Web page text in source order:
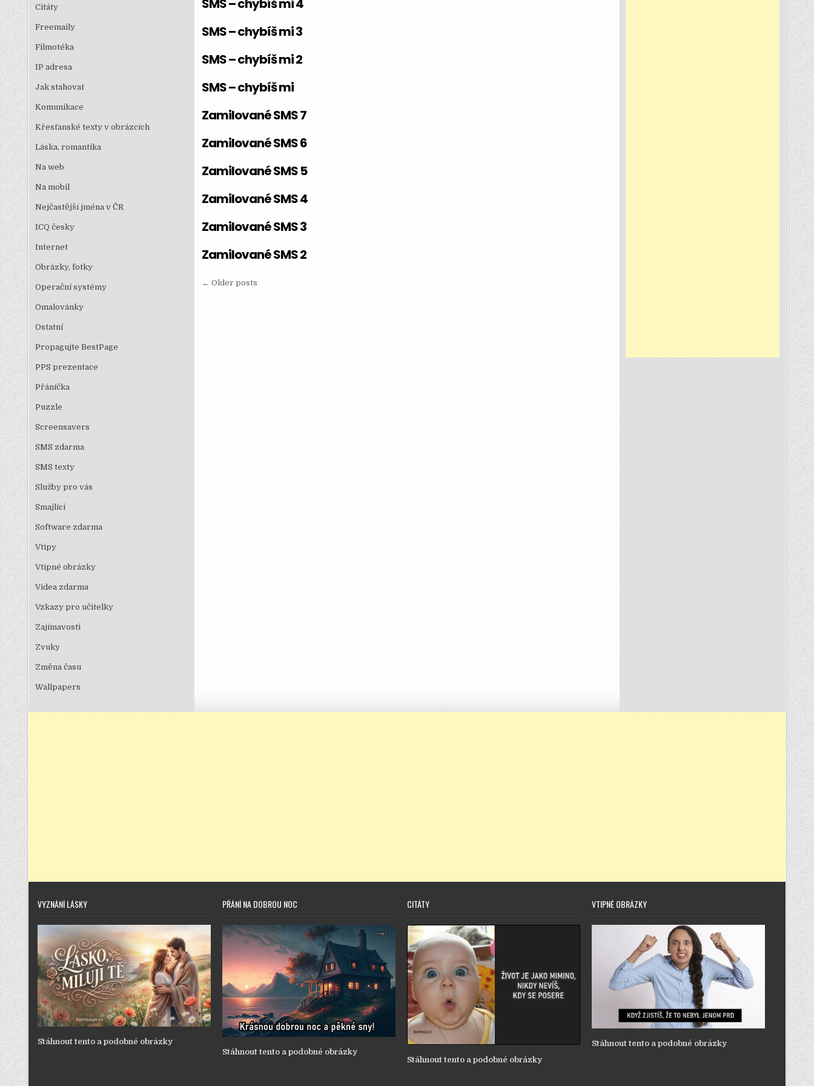
SMS – chybíš mi 4
SMS – chybíš mi 3
SMS – chybíš mi 2
SMS – chybíš mi
Zamilované SMS 7
Zamilované SMS 6
Zamilované SMS 5
Zamilované SMS 4
Zamilované SMS 3
Zamilované SMS 2
Navigace pro příspěvky
← Older posts
Citáty
Freemaily
Filmotéka
IP adresa
Jak stahovat
Komunikace
Křesťanské texty v obrázcích
Láska, romantika
Na web
Na mobil
Nejčastější jména v ČR
ICQ česky
Internet
Obrázky, fotky
Operační systémy
Omalovánky
Ostatní
Propagujte BestPage
PPS prezentace
Přáníčka
Puzzle
Screensavers
SMS zdarma
SMS texty
Služby pro vás
Smajlíci
Software zdarma
Vtipy
Vtipné obrázky
Videa zdarma
Vzkazy pro učitelky
Zajímavosti
Zvuky
Změna času
Wallpapers
VYZNÁNÍ LÁSKY
Stáhnout tento a podobné obrázky
PŘÁNÍ NA DOBROU NOC
Stáhnout tento a podobné obrázky
CITÁTY
Stáhnout tento a podobné obrázky
VTIPNÉ OBRÁZKY
Stáhnout tento a podobné obrázky